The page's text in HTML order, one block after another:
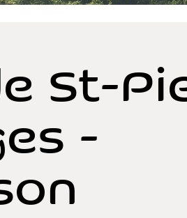
St-
-